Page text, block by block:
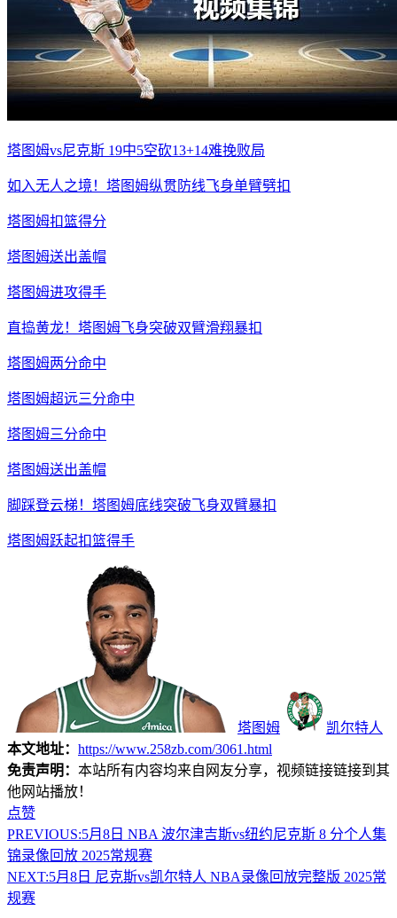
塔图姆vs尼克斯 19中5空砍13+14难挽败局
如入无人之境！塔图姆纵贯防线飞身单臂劈扣
塔图姆扣篮得分
塔图姆送出盖帽
塔图姆进攻得手
直捣黄龙！塔图姆飞身突破双臂滑翔暴扣
塔图姆两分命中
塔图姆超远三分命中
塔图姆三分命中
塔图姆送出盖帽
脚踩登云梯！塔图姆底线突破飞身双臂暴扣
塔图姆跃起扣篮得手
塔图姆
凯尔特人
本文地址： https://www.258zb.com/3061.html
免责声明： 本站所有内容均来自网友分享，视频链接链接到其
他网站播放！
点赞
PREVIOUS:5月8日 NBA 波尔津吉斯vs纽约尼克斯 8 分个人集
锦录像回放 2025常规赛
NEXT:5月8日 尼克斯vs凯尔特人 NBA录像回放完整版 2025常
规赛